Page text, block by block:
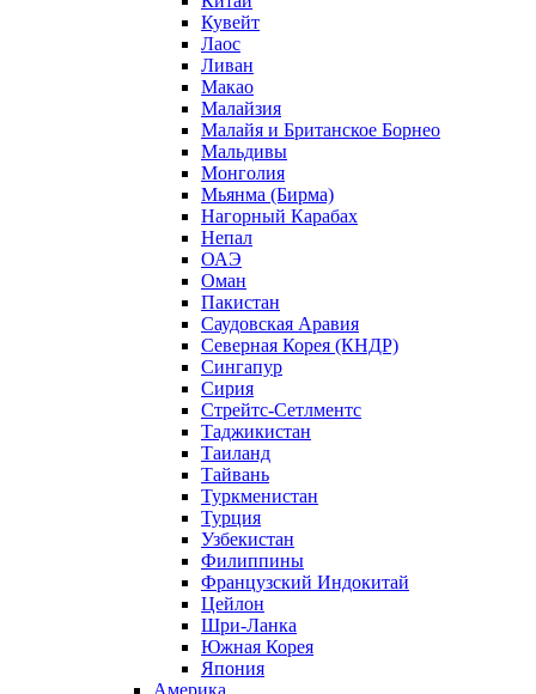
Кувейт
Лаос
Ливан
Макао
Малайзия
Малайя и Британское Борнео
Мальдивы
Монголия
Мьянма (Бирма)
Нагорный Карабах
Непал
ОАЭ
Оман
Пакистан
Саудовская Аравия
Северная Корея (КНДР)
Сингапур
Сирия
Стрейтс-Сетлментс
Таджикистан
Таиланд
Тайвань
Туркменистан
Турция
Узбекистан
Филиппины
Французский Индокитай
Цейлон
Шри-Ланка
Южная Корея
Япония
Америка